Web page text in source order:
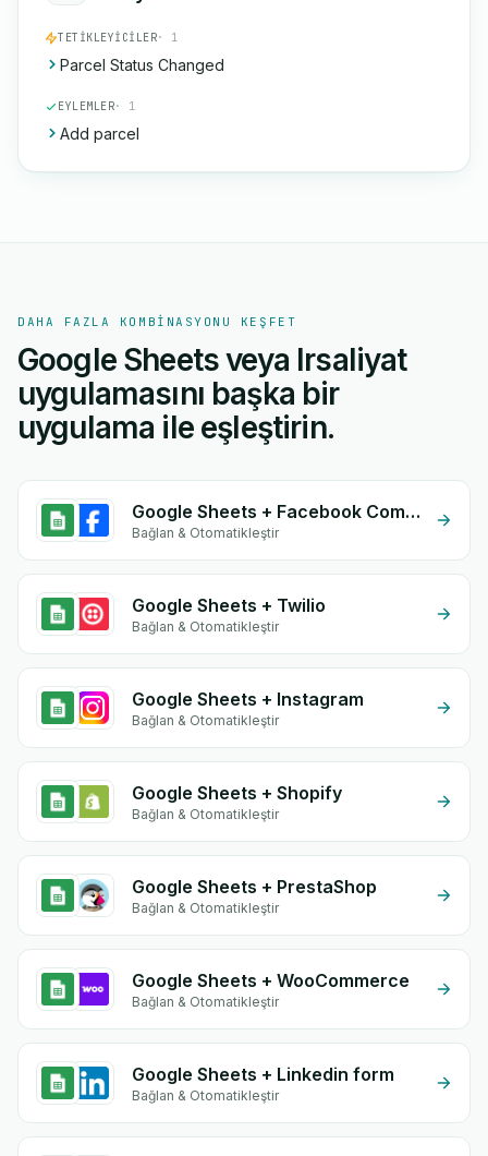
TETIKLEYICILER· 1
Parcel Status Changed
EYLEMLER· 1
Add parcel
DAHA FAZLA KOMBINASYONU KEŞFET
Google Sheets veya Irsaliyat
uygulamasını başka bir
uygulama ile eşleştirin.
Google Sheets + Facebook Commerce
Bağlan & Otomatikleştir
Google Sheets + Twilio
Bağlan & Otomatikleştir
Google Sheets + Instagram
Bağlan & Otomatikleştir
Google Sheets + Shopify
Bağlan & Otomatikleştir
Google Sheets + PrestaShop
Bağlan & Otomatikleştir
Google Sheets + WooCommerce
Bağlan & Otomatikleştir
Google Sheets + Linkedin form
Bağlan & Otomatikleştir